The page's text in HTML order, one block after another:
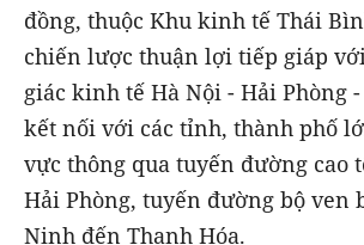
đồng, thuộc Khu kinh tế Thái
chiến lược thuận lợi tiếp giáp
giác kinh tế Hà Nội - Hải Phòng
kết nối với các tỉnh, thành phố
vực thông qua tuyến đường cao
Hải Phòng, tuyến đường bộ ven
Ninh đến Thanh Hóa.